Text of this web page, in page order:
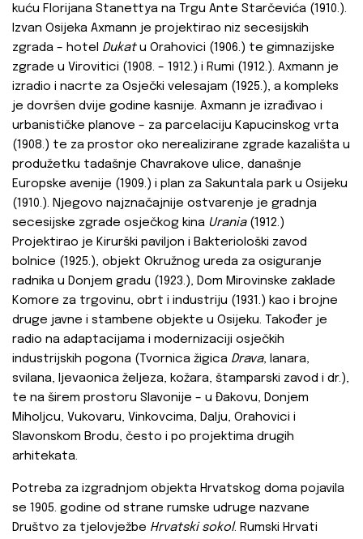
kuću Florijana Stanettya na Trgu Ante Starčevića (1910.).
Izvan Osijeka Axmann je projektirao niz secesijskih
zgrada – hotel Dukatu Orahovici (1906.) te gimnazijske
zgrade u Virovitici (1908. – 1912.) i Rumi (1912.). Axmann je
izradio i nacrte za Osječki velesajam (1925.), a kompleks
je dovršen dvije godine kasnije. Axmann je izrađivao i
urbanističke planove – za parcelaciju Kapucinskog vrta
(1908.) te za prostor oko nerealizirane zgrade kazališta u
produžetku tadašnje Chavrakove ulice, današnje
Europske avenije (1909.) i plan za Sakuntala park u Osijeku
(1910.). Njegovo najznačajnije ostvarenje je gradnja
secesijske zgrade osječkog kina Urania (1912.)
Projektirao je Kirurški paviljon i Bakteriološki zavod
bolnice (1925.), objekt Okružnog ureda za osiguranje
radnika u Donjem gradu (1923.), Dom Mirovinske zaklade
Komore za trgovinu, obrt i industriju (1931.) kao i brojne
druge javne i stambene objekte u Osijeku. Također je
radio na adaptacijama i modernizaciji osječkih
industrijskih pogona (Tvornica žigica Drava, lanara,
svilana, ljevaonica željeza, kožara, štamparski zavod i dr.),
te na širem prostoru Slavonije – u Đakovu, Donjem
Miholjcu, Vukovaru, Vinkovcima, Dalju, Orahovici i
Slavonskom Brodu, često i po projektima drugih
arhitekata.
Potreba za izgradnjom objekta Hrvatskog doma pojavila
se 1905. godine od strane rumske udruge nazvane
Društvo za tjelovježbe Hrvatski sokol. Rumski Hrvati